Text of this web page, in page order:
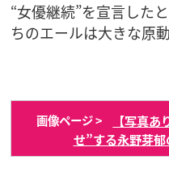
“女優継続”を宣言した
ちのエールは大きな原
画像ページ >
【写真
せ”する永野芽郁